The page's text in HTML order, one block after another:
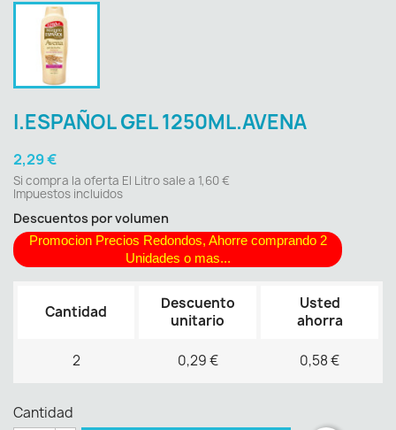
I.ESPAÑOL GEL 1250ML.AVENA
2,29 €
Si compra la oferta El Litro sale a 1,60 €
Impuestos incluidos
Descuentos por volumen
Promocion Precios Redondos, Ahorre comprando 2
Unidades o mas...
Cantidad
Descuento
unitario
Usted
ahorra
2 0,29 € 0,58 €
Cantidad